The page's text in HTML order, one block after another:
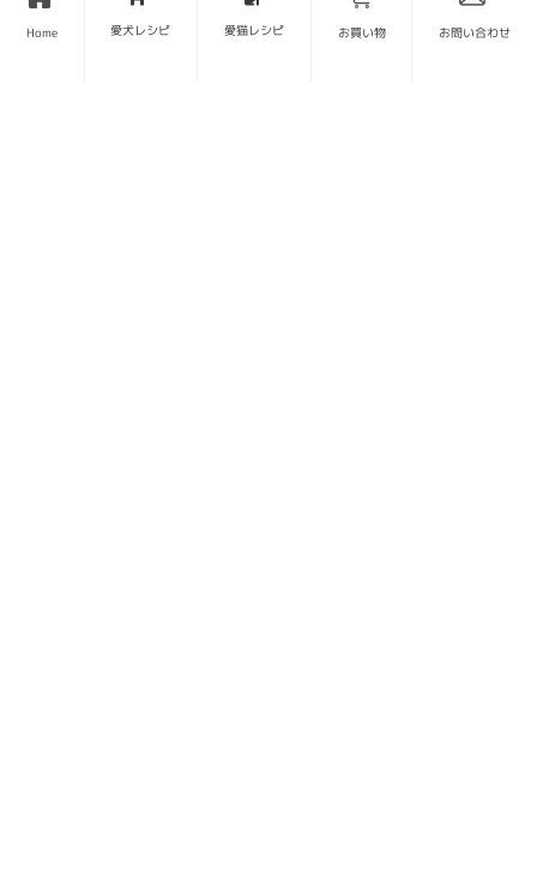
鹿・猪ボーンブロススープの秘密 〜愛犬/愛猫にキャリーオー
Home 愛犬レシピ 愛猫レシピ お買い物 お問い合わせ